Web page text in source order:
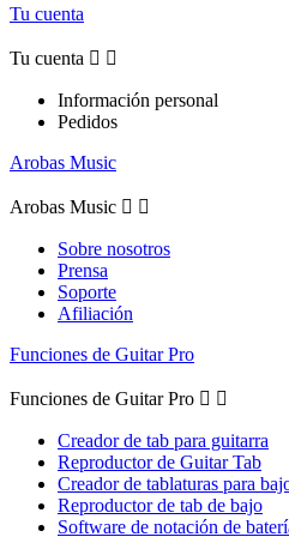
Tu cuenta
Tu cuenta  
Información personal
Pedidos
Arobas Music
Arobas Music  
Sobre nosotros
Prensa
Soporte
Afiliación
Funciones de Guitar Pro
Funciones de Guitar Pro  
Creador de tab para guitarra
Reproductor de Guitar Tab
Creador de tablaturas para
Reproductor de tab de bajo
Software de notación de